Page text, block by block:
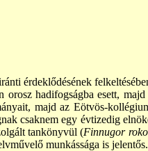
érdeklődésének
hadifogságba esett,
majd az Eötvös-
csaknem egy évtizedig
tankönyvül (Finnugor
munkássága is jelentős.